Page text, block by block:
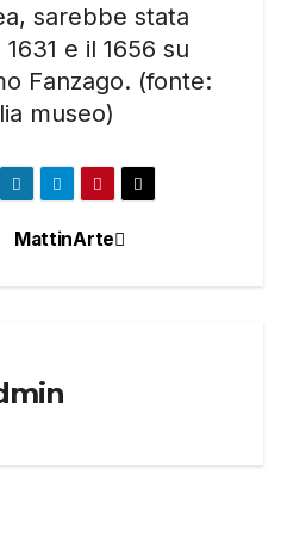
sarebbe stata
e il 1656 su
Fanzago. (fonte:
museo)
MattinArte